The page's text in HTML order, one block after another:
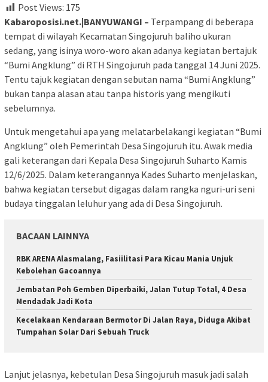
Post Views: 175
Kabaroposisi.net.|BANYUWANGI – Terpampang di beberapa
tempat di wilayah Kecamatan Singojuruh baliho ukuran
sedang, yang isinya woro-woro akan adanya kegiatan bertajuk
“Bumi Angklung” di RTH Singojuruh pada tanggal 14 Juni 2025.
Tentu tajuk kegiatan dengan sebutan nama “Bumi Angklung”
bukan tanpa alasan atau tanpa historis yang mengikuti
sebelumnya.
Untuk mengetahui apa yang melatarbelakangi kegiatan “Bumi
Angklung” oleh Pemerintah Desa Singojuruh itu. Awak media
gali keterangan dari Kepala Desa Singojuruh Suharto Kamis
12/6/2025. Dalam keterangannya Kades Suharto menjelaskan,
bahwa kegiatan tersebut digagas dalam rangka nguri-uri seni
budaya tinggalan leluhur yang ada di Desa Singojuruh.
BACAAN LAINNYA
RBK ARENA Alasmalang, Fasiilitasi Para Kicau Mania Unjuk
Kebolehan Gacoannya
Jembatan Poh Gemben Diperbaiki, Jalan Tutup Total, 4 Desa
Mendadak Jadi Kota
Kecelakaan Kendaraan Bermotor Di Jalan Raya, Diduga Akibat
Tumpahan Solar Dari Sebuah Truck
Lanjut jelasnya, kebetulan Desa Singojuruh masuk jadi salah